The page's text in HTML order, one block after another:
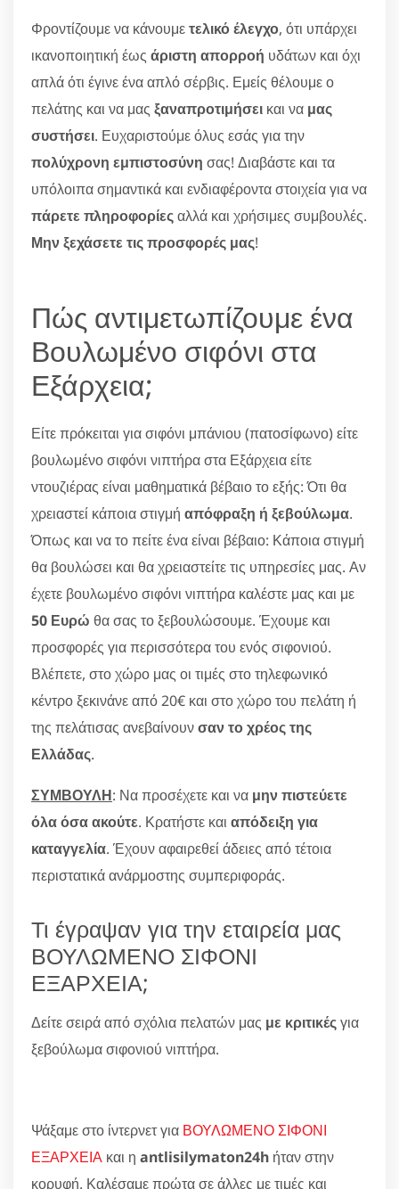
Φροντίζουμε να κάνουμετελικό έλεγχο, ότι υπάρχει
ικανοποιητική έως άριστη απορροή υδάτων και όχι
απλά ότι έγινε ένα απλό σέρβις. Εμείς θέλουμε ο
πελάτης και να μας ξαναπροτιμήσει και να μας
συστήσει. Ευχαριστούμε όλυς εσάς για την
πολύχρονη εμπιστοσύνη σας! Διαβάστε και τα
υπόλοιπα σημαντικά και ενδιαφέροντα στοιχεία για να
πάρετε πληροφορίεςαλλά και χρήσιμες συμβουλές.
Μην ξεχάσετε τις προσφορές μας!
Πώς αντιμετωπίζουμε ένα
Βουλωμένο σιφόνι στα
Εξάρχεια;
Είτε πρόκειται για σιφόνι μπάνιου (πατοσίφωνο) είτε
βουλωμένο σιφόνι νιπτήρα στα Εξάρχεια είτε
ντουζιέρας είναι μαθηματικά βέβαιο το εξής: Ότι θα
χρειαστεί κάποια στιγμή απόφραξη ή ξεβούλωμα.
Όπως και να το πείτε ένα είναι βέβαιο: Κάποια στιγμή
θα βουλώσει και θα χρειαστείτε τις υπηρεσίες μας. Αν
έχετε βουλωμένο σιφόνι νιπτήρα καλέστε μας και με
50 Ευρώ θα σας το ξεβουλώσουμε. Έχουμε και
προσφορές για περισσότερα του ενός σιφονιού.
Βλέπετε, στο χώρο μας οι τιμές στο τηλεφωνικό
κέντρο ξεκινάνε από 20€ και στο χώρο του πελάτη ή
της πελάτισας ανεβαίνουνσαν το χρέος της
Ελλάδας.
ΣΥΜΒΟΥΛΗ: Να προσέχετε και να μην πιστεύετε
όλα όσα ακούτε. Κρατήστε και απόδειξη για
καταγγελία. Έχουν αφαιρεθεί άδειες από τέτοια
περιστατικά ανάρμοστης συμπεριφοράς.
Τι έγραψαν για την εταιρεία μας
ΒΟΥΛΩΜΕΝΟ ΣΙΦΟΝΙ
ΕΞΑΡΧΕΙΑ;
Δείτε σειρά από σχόλια πελατών μας με κριτικέςγια
ξεβούλωμα σιφονιού νιπτήρα.
Ψάξαμε στο ίντερνετ για ΒΟΥΛΩΜΕΝΟ ΣΙΦΟΝΙ
ΕΞΑΡΧΕΙΑ και η antlisilymaton24h ήταν στην
κορυφή. Καλέσαμε πρώτα σε άλλες με τιμές και